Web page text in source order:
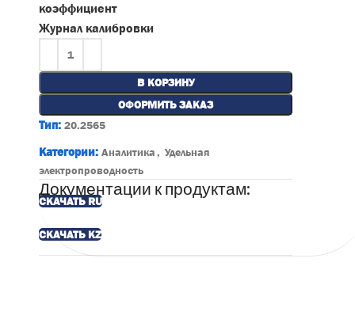
коэффициент
Журнал калибровки
В КОРЗИНУ
ОФОРМИТЬ ЗАКАЗ
Тип:20.2565
Категории: Аналитика, Удельная
электропроводность
Документации к продуктам:
СКАЧАТЬ RU
СКАЧАТЬ KZ